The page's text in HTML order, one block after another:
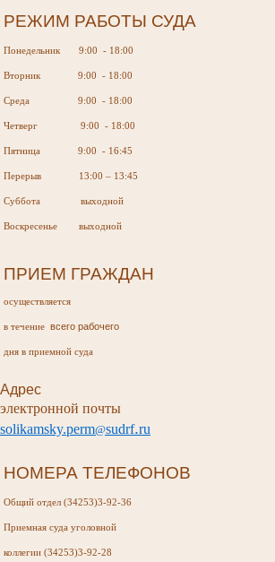
РЕЖИМ РАБОТЫ СУДА
Понедельник 9:00 - 18:00
Вторник 9:00 - 18:00
Среда 9:00 - 18:00
Четверг 9:00 - 18:00
Пятница 9:00 - 16:45
Перерыв 13:00 – 13:45
Суббота выходной
Воскресенье выходной
ПРИЕМ ГРАЖДАН
осуществляется
в течение всего рабочего
дня в приемной суда
Адрес
электронной почты
solikamsky.perm@sudrf.ru
НОМЕРА ТЕЛЕФОНОВ
Общий отдел (34253)3-92-36
Приемная суда уголовной
коллегии (34253)3-92-28